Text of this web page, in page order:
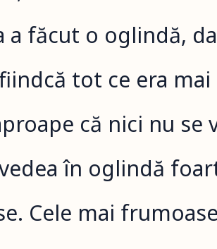
a făcut o oglindă,
tot ce era
că nici nu se
în oglindă
Cele mai